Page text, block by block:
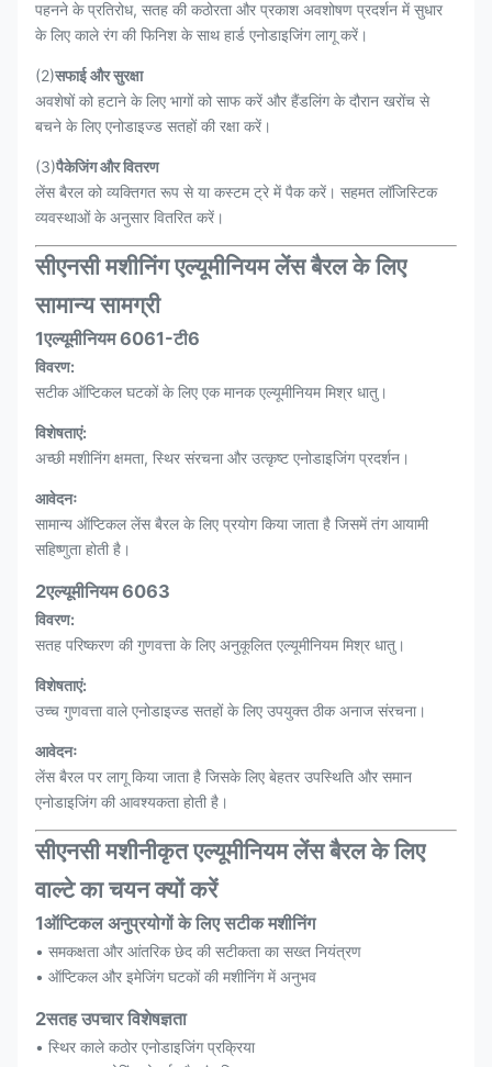
पहनने के प्रतिरोध, सतह की कठोरता और प्रकाश अवशोषण प्रदर्शन में सुधार
के लिए काले रंग की फिनिश के साथ हार्ड एनोडाइजिंग लागू करें।
(2)सफाई और सुरक्षा
अवशेषों को हटाने के लिए भागों को साफ करें और हैंडलिंग के दौरान खरोंच से
बचने के लिए एनोडाइज्ड सतहों की रक्षा करें।
(3)पैकेजिंग और वितरण
लेंस बैरल को व्यक्तिगत रूप से या कस्टम ट्रे में पैक करें। सहमत लॉजिस्टिक
व्यवस्थाओं के अनुसार वितरित करें।
सीएनसी मशीनिंग एल्यूमीनियम लेंस बैरल के लिए
सामान्य सामग्री
1एल्यूमीनियम 6061-टी6
विवरण:
सटीक ऑप्टिकल घटकों के लिए एक मानक एल्यूमीनियम मिश्र धातु।
विशेषताएं:
अच्छी मशीनिंग क्षमता, स्थिर संरचना और उत्कृष्ट एनोडाइजिंग प्रदर्शन।
आवेदनः
सामान्य ऑप्टिकल लेंस बैरल के लिए प्रयोग किया जाता है जिसमें तंग आयामी
सहिष्णुता होती है।
2एल्यूमीनियम 6063
विवरण:
सतह परिष्करण की गुणवत्ता के लिए अनुकूलित एल्यूमीनियम मिश्र धातु।
विशेषताएं:
उच्च गुणवत्ता वाले एनोडाइज्ड सतहों के लिए उपयुक्त ठीक अनाज संरचना।
आवेदनः
लेंस बैरल पर लागू किया जाता है जिसके लिए बेहतर उपस्थिति और समान
एनोडाइजिंग की आवश्यकता होती है।
सीएनसी मशीनीकृत एल्यूमीनियम लेंस बैरल के लिए
वाल्टे का चयन क्यों करें
1ऑप्टिकल अनुप्रयोगों के लिए सटीक मशीनिंग
• समकक्षता और आंतरिक छेद की सटीकता का सख्त नियंत्रण
• ऑप्टिकल और इमेजिंग घटकों की मशीनिंग में अनुभव
2सतह उपचार विशेषज्ञता
• स्थिर काले कठोर एनोडाइजिंग प्रक्रिया